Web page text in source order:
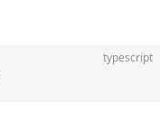
typescript